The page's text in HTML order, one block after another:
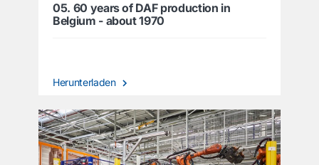
05. 60 years of DAF production in
Belgium - about 1970
Herunterladen